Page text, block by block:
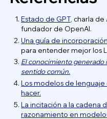
Estado de GPT , charla
fundador de OpenAI.
Una guía de incorporación
para entender mejor los
El conocimiento generado
sentido común.
Los modelos de
hacer.
La incitación a la cadena
razonamiento en